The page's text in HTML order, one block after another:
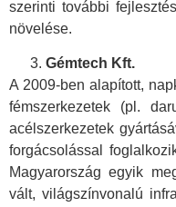
szerinti további
növelése.
Gémtech Kft.
A 2009-ben alapított,
fémszerkezetek (pl.
acélszerkezetek
forgácsolással
Magyarország egyik
vált, világszínvonalú